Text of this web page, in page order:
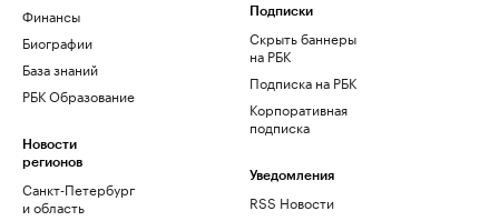
Финансы
Биографии
База знаний
РБК Образование
Новости
регионов
Санкт-Петербург
и область
Подписки
Скрыть баннеры
на РБК
Подписка на РБК
Корпоративная
подписка
Уведомления
RSS Новости